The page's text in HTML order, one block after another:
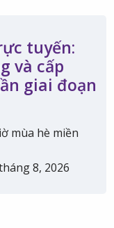
tuyến:
và cấp
giai đoạn
mùa hè miền
8, 2026